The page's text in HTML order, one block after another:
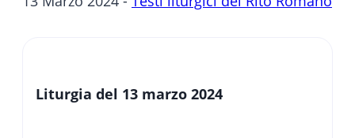
Liturgia del 13 marzo 2024